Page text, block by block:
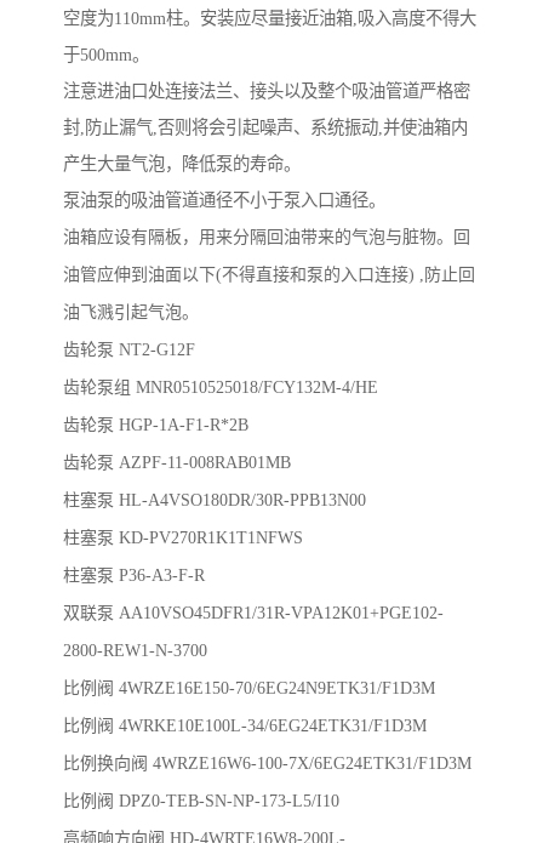
空度为110mm柱。安装应尽量接近油箱,吸入高度不得大
于500mm。
注意进油口处连接法兰、接头以及整个吸油管道严格密
封,防止漏气,否则将会引起噪声、系统振动,并使油箱内
产生大量气泡，降低泵的寿命。
泵油泵的吸油管道通径不小于泵入口通径。
油箱应设有隔板，用来分隔回油带来的气泡与脏物。回
油管应伸到油面以下(不得直接和泵的入口连接) ,防止回
油飞溅引起气泡。
齿轮泵 NT2-G12F
齿轮泵组 MNR0510525018/FCY132M-4/HE
齿轮泵 HGP-1A-F1-R*2B
齿轮泵 AZPF-11-008RAB01MB
柱塞泵 HL-A4VSO180DR/30R-PPB13N00
柱塞泵 KD-PV270R1K1T1NFWS
柱塞泵 P36-A3-F-R
双联泵 AA10VSO45DFR1/31R-VPA12K01+PGE102-
2800-REW1-N-3700
比例阀 4WRZE16E150-70/6EG24N9ETK31/F1D3M
比例阀 4WRKE10E100L-34/6EG24ETK31/F1D3M
比例换向阀 4WRZE16W6-100-7X/6EG24ETK31/F1D3M
比例阀 DPZ0-TEB-SN-NP-173-L5/I10
高频响方向阀 HD-4WRTE16W8-200L-